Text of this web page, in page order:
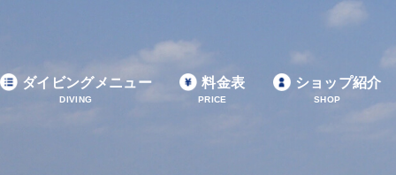
ダイビングメニュー
DIVING
料金表
PRICE
ショップ紹介
SHOP